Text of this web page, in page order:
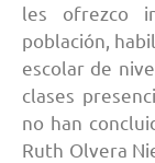
les ofrezco
población,
escolar de
clases
no han
Ruth Olvera